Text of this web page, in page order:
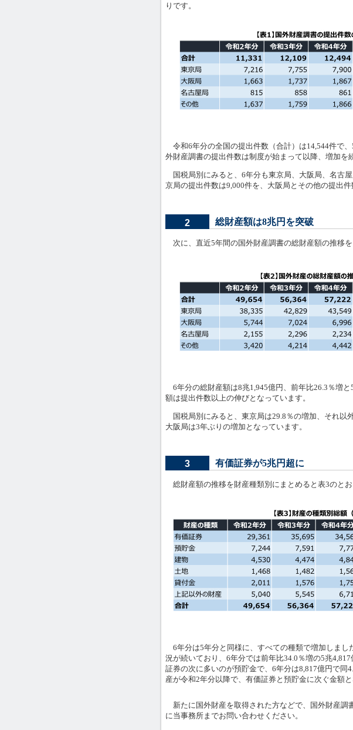
りです。
令和6年分の全国の提出件数（合計）は14,544件で
外財産調書の提出件数は制度が始まって以降、増加を
国税局別にみると、6年分も東京局、大阪局、名古
京局の提出件数は9,000件を、大阪局とその他の提出件
2 総財産額は8兆円を突破
次に、直近5年間の国外財産調書の総財産額の推移を
6年分の総財産額は8兆1,945億円、前年比26.3％増
額は提出件数以上の伸びとなっています。
国税局別にみると、東京局は29.8％の増加、それ以
大阪局は3年ぶりの増加となっています。
3 有価証券が5兆円超に
総財産額の推移を財産種類別にまとめると表3のとお
6年分は5年分と同様に、すべての種類で増加しまし
況が続いており、6年分では前年比34.0％増の5兆
証券の次に多いのが預貯金で、6年分は8,817億円で同
産が令和2年分以降で、有価証券と預貯金に次ぐ金額
新たに国外財産を取得された方などで、国外財産調
に当事務所までお問い合わせください。